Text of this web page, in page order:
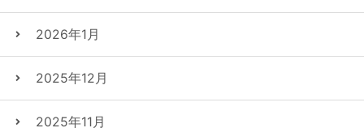
2026年1月
2025年12月
2025年11月